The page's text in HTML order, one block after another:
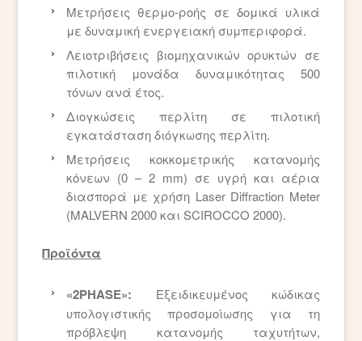
Μετρήσεις θερμο-ροής σε δομικά υλικά
με δυναμική ενεργειακή συμπεριφορά.
Λειοτριβήσεις βιομηχανικών ορυκτών σε
πιλοτική μονάδα δυναμικότητας 500
τόνων ανά έτος.
Διογκώσεις περλίτη σε πιλοτική
εγκατάσταση διόγκωσης περλίτη.
Μετρήσεις κοκκομετρικής κατανομής
κόνεων (0 – 2 mm) σε υγρή και αέρια
διασπορά με χρήση Laser Diffractiοn Meter
(MALVERN 2000 και SCIROCCO 2000).
Προϊόντα
«2PHASE»: Εξειδικευμένος κώδικας
υπολογιστικής προσομοίωσης για τη
πρόβλεψη κατανομής ταχυτήτων,